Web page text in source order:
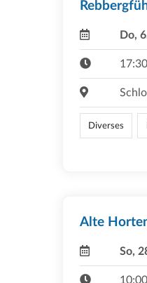
Do,
Diverses
Alte
So,